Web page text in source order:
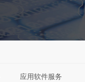
应用软件服务